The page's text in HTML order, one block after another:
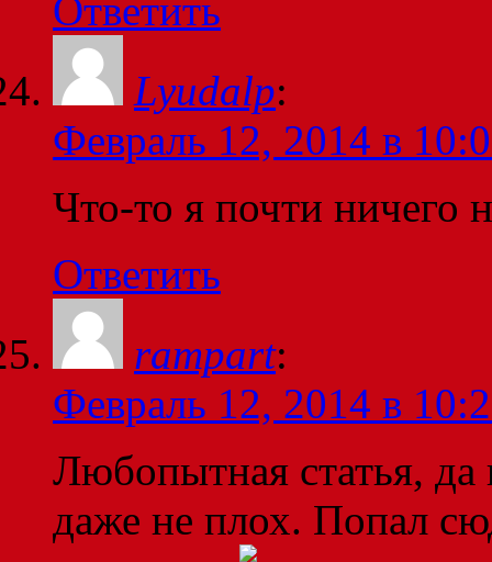
Ответить
Lyudalp:
Февраль 12, 2014 в
Что-то я почти ничего
Ответить
rampart:
Февраль 12, 2014 в
Любопытная статья,
даже не плох. Попал